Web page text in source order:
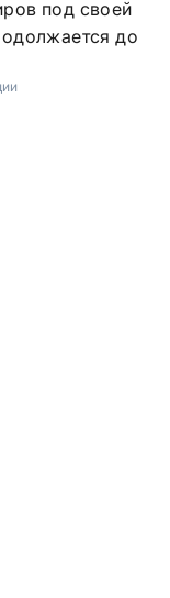
под своей
до